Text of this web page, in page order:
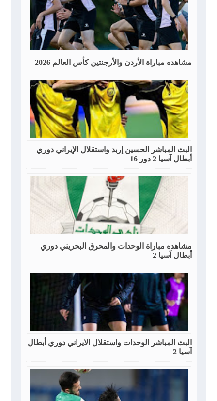
مشاهده مباراة الأردن والأرجنتين كأس العالم 2026
البث المباشر الحسين إربد واستقلال الإيراني دوري
أبطال آسيا 2 دور 16
مشاهده مباراة الوحدات والمحرق البحريني دوري
أبطال آسيا 2
البث المباشر الوحدات واستقلال الايراني دوري أبطال
آسيا 2